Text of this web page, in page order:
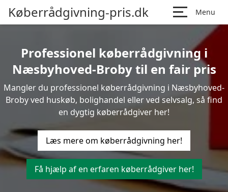
Køberrådgivning-pris.dk Menu
Professionel køberrådgivning i
Næsbyhoved-Broby til en fair pris
Mangler du professionel køberrådgivning i Næsbyhoved-
Broby ved huskøb, bolighandel eller ved selvsalg, så find
en dygtig køberrådgiver her!
Læs mere om køberrådgivning her!
Få hjælp af en erfaren køberrådgiver her!